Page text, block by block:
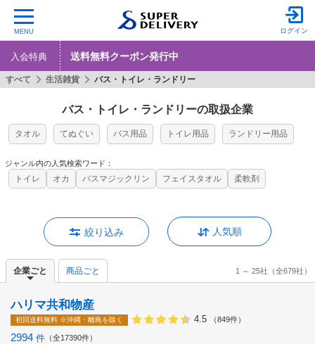
MENU ログイン
入会特典 送料無料クーポン発行中
バス・トイレ・ランドリーの取扱企業
タオル てぬぐい バス用品 トイレ用品 ランドリー用品
すべて 生活雑貨 バス・トイレ・ランドリー
ジャンル内の人気検索ワード：
トイレ オカ バスマジックリン フェイスタオル 柔軟剤
絞り込み 人気順
企業ごと 商品ごと 1 ～ 25社 （全679社）
ハリマ共和物産
初回送料無料 ※沖縄・離島を除く 4.5 （849件）
2994 件 全17390件